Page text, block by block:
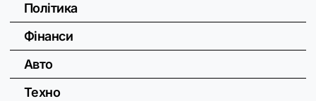
Політика
Фінанси
Авто
Техно